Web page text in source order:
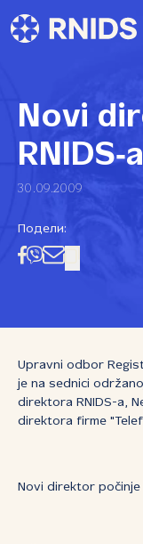
Novi
RNIDS‑a
30.09.2009
Подели:
Upravni odbor
je na sednici
direktora RNIDS-a,
direktora firme
Novi direktor